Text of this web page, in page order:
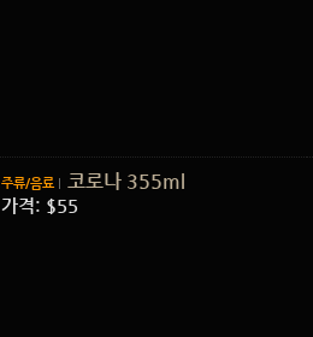
주류/음료 코로나 355ml
가격: $55